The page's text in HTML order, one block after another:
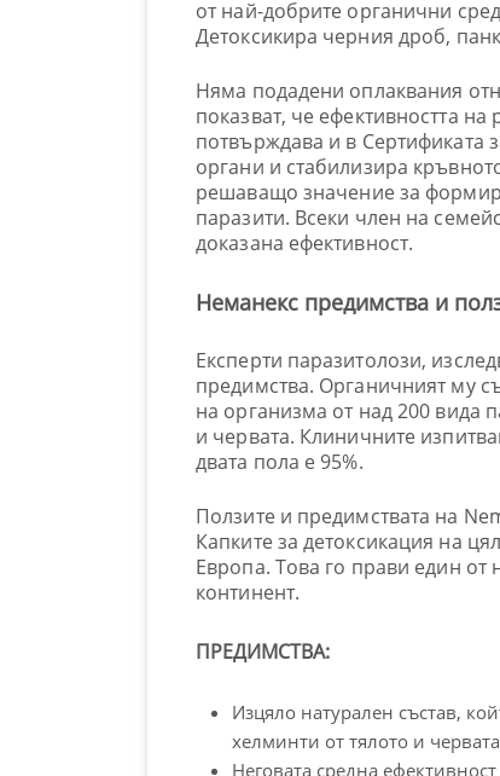
от най-добрите органични
Детоксикира черния дроб,
Няма подадени оплаквания
показват, че ефективността
потвърждава и в Сертификата
органи и стабилизира
решаващо значение за
паразити. Всеки член на
доказана ефективност.
Неманекс предимства и
Експерти паразитолози,
предимства. Органичният му
на организма от над 200 вида
и червата. Клиничните
двата пола е 95%.
Ползите и предимствата на
Капките за детоксикация на
Европа. Това го прави един от
континент.
ПРЕДИМСТВА:
Изцяло натурален състав,
хелминти от тялото и
Неговата средна